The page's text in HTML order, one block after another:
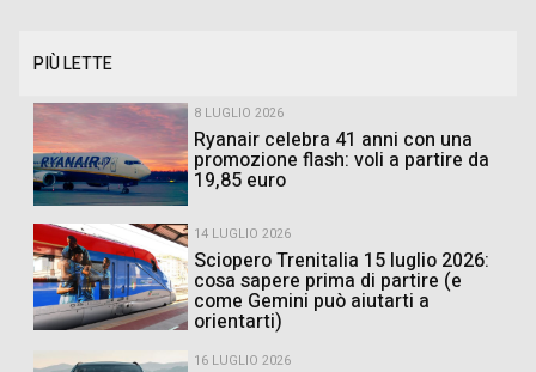
PIÙ LETTE
8 LUGLIO 2026
Ryanair celebra 41 anni con una
promozione flash: voli a partire da
19,85 euro
14 LUGLIO 2026
Sciopero Trenitalia 15 luglio 2026:
cosa sapere prima di partire (e
come Gemini può aiutarti a
orientarti)
16 LUGLIO 2026